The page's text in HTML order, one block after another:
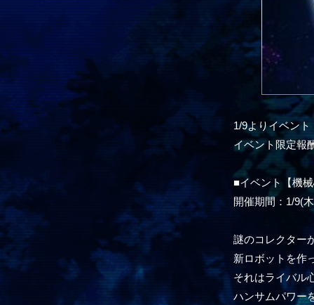
1/9よりイベン
イベント限定報
■イベント【機
開催期間：1/9(
謎のコレクター
新ロボットを作
それはライバル
ハンサムパワー